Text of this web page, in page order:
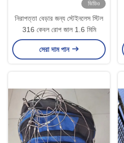
ভিডিও
নিরাপত্তা বেড়ার জন্য স্টেইনলেস স্টিল
316 কেবল রোপ জাল 1.6 মিমি
সেরা দাম পান